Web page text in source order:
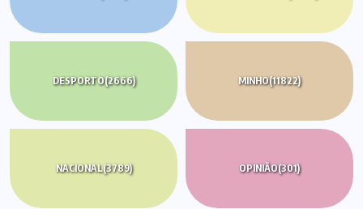
DESPORTO(2666) MINHO(11822)
NACIONAL(3789) OPINIÃO(301)